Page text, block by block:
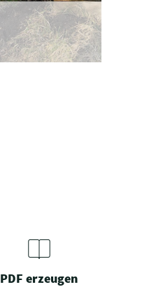
PDF erzeugen